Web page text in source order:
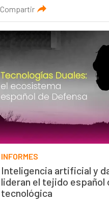
Compartir
INFORMES
Inteligencia artificial y
lideran el tejido español
tecnológica